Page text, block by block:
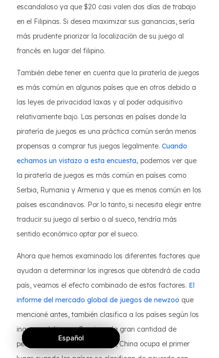
escandaloso ya que $20 casi valen dos días de trabajo
en el Filipinas. Si desea maximizar sus ganancias, sería
más prudente priorizar la localización de su juego al
francés en lugar del filipino.
También debe tener en cuenta que la piratería de juegos
es más común en algunos países que en otros debido a
las leyes de privacidad laxas y al poder adquisitivo
relativamente bajo. Las personas en países donde la
piratería de juegos es una práctica común serán menos
propensas a comprar tus juegos legalmente. Cuando
echamos un vistazo a esta encuesta, podemos ver que
la piratería de juegos es más común en países como
Serbia, Rumania y Armenia y que es menos común en los
países escandinavos. Por lo tanto, si necesita elegir entre
traducir su juego al serbio o al sueco, tendría más
sentido económico optar por el sueco.
Ahora que hemos examinado los diferentes factores que
ayudan a determinar los ingresos que obtendrá de cada
país, veamos el efecto combinado de estos factores. El
informe del mercado global de juegos de newzoo que
mencioné antes, también clasifica a los países según los
ingresos del juego. Gracias a la gran cantidad de
personas que residen en China, China ocupa el primer
Español
Español
Español